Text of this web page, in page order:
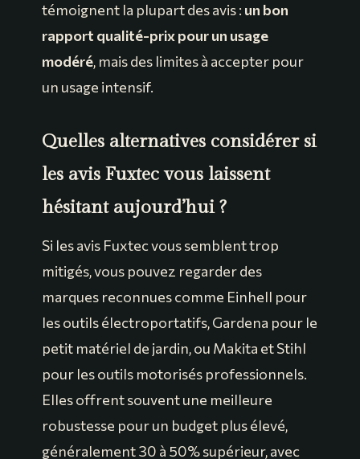
témoignent la plupart des avis : un bon
rapport qualité-prix pour un usage
modéré, mais des limites à accepter pour
un usage intensif.
Quelles alternatives considérer si
les avis Fuxtec vous laissent
hésitant aujourd’hui ?
Si les avis Fuxtec vous semblent trop
mitigés, vous pouvez regarder des
marques reconnues comme Einhell pour
les outils électroportatifs, Gardena pour le
petit matériel de jardin, ou Makita et Stihl
pour les outils motorisés professionnels.
Elles offrent souvent une meilleure
robustesse pour un budget plus élevé,
généralement 30 à 50% supérieur, avec